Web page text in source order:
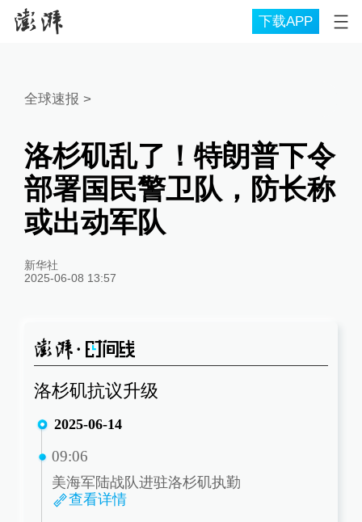
下载APP
全球速报 >
洛杉矶乱了！特朗普下令
部署国民警卫队，防长称
或出动军队
新华社
2025-06-08 13:57
洛杉矶抗议升级
2025-06-14
09:06
美海军陆战队进驻洛杉矶执勤
查看详情